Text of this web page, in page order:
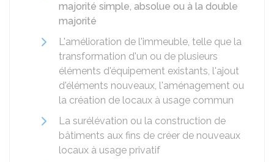
majorité simple, absolue ou à la double
majorité
L'amélioration de l'immeuble, telle que la
transformation d'un ou de plusieurs
éléments d'équipement existants, l'ajout
d'éléments nouveaux, l'aménagement ou
la création de locaux à usage commun
La surélévation ou la construction de
bâtiments aux fins de créer de nouveaux
locaux à usage privatif